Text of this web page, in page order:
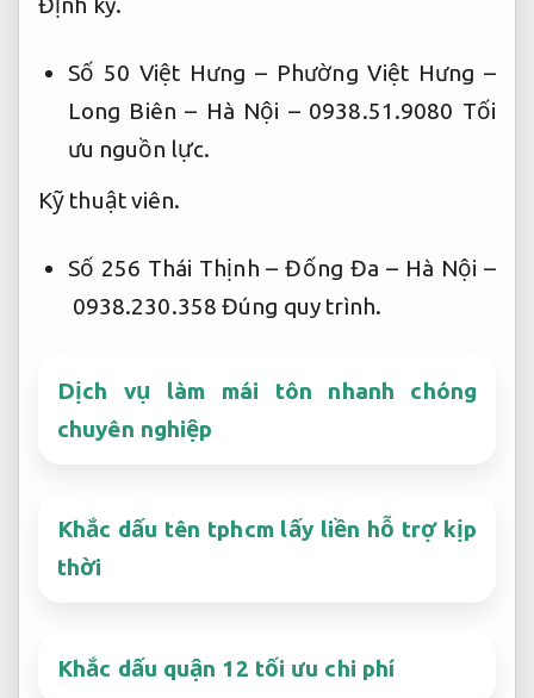
Số 50 Việt Hưng – Phường Việt Hưng –
Long Biên – Hà Nội – 0938.51.9080 Tối
ưu nguồn lực.
Kỹ thuật viên.
Số 256 Thái Thịnh – Đống Đa – Hà Nội –
0938.230.358Đúng quy trình.
Dịch vụ làm mái tôn nhanh chóng
chuyên nghiệp
Khắc dấu tên tphcm lấy liền hỗ trợ kịp
thời
Khắc dấu quận 12 tối ưu chi phí